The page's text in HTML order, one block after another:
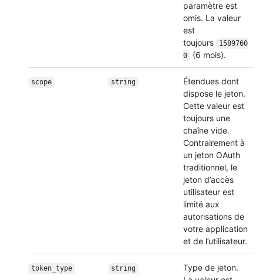
paramètre est
omis. La valeur
est
toujours
1589760
0
(6 mois).
scope string
Étendues dont
dispose le jeton.
Cette valeur est
toujours une
chaîne vide.
Contrairement à
un jeton OAuth
traditionnel, le
jeton d’accès
utilisateur est
limité aux
autorisations de
votre application
et de l’utilisateur.
token_type string
Type de jeton.